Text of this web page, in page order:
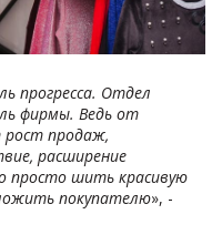
прогресса. Отдел
фирмы. Ведь от
рост продаж,
расширение
просто шить красивую
покупателю», -